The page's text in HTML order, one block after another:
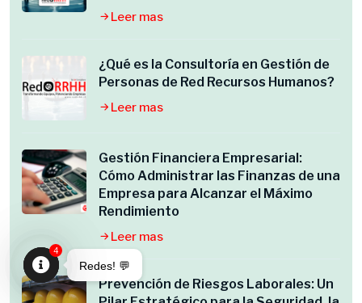
Leer mas
¿Qué es la Consultoría en Gestión de
Personas de Red Recursos Humanos?
Leer mas
Gestión Financiera Empresarial:
Cómo Administrar las Finanzas de una
Empresa para Alcanzar el Máximo
Rendimiento
Leer mas
Prevención de Riesgos Laborales: Un
Redes! 💬
Open
4